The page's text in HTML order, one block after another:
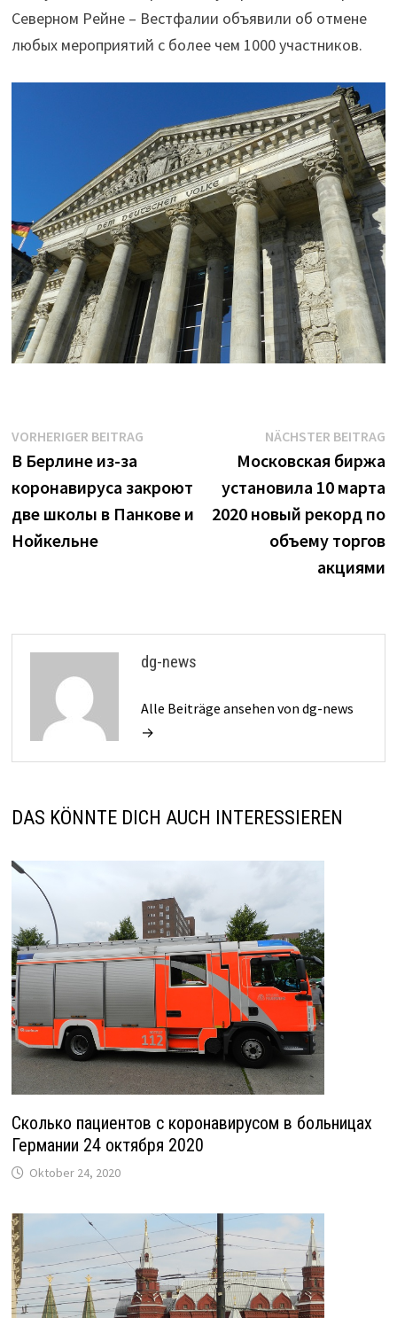
Северном Рейне – Вестфалии объявили об отмене
любых мероприятий с более чем 1000 участников.
Beitrags-
Navigation
VORHERIGER BEITRAGVorheriger
В Берлине из-за
коронавируса закроют
две школы в Панкове и
Нойкельне
NÄCHSTER BEITRAG
Московская биржа
установила 10 марта
2020 новый рекорд по
объему торгов
акциями
dg-news
Alle Beiträge ansehen von dg-news
→
DAS KÖNNTE DICH AUCH INTERESSIEREN
Сколько пациентов с коронавирусом в больницах
Германии 24 октября 2020
Oktober 24, 2020